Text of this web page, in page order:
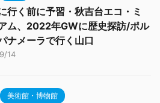
行く前に予習・秋吉台エコ・ミ
ム、2022年GWに歴史探訪/ポル
ナメーラで行く山口
14
美術館・博物館